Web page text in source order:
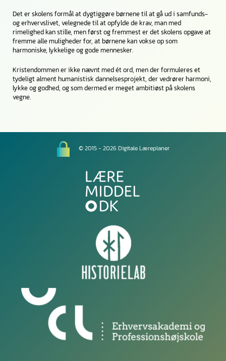
Det er skolens formål at dygtiggøre børnene til at gå ud i samfunds-
og erhvervslivet, velegnede til at opfylde de krav, man med
rimelighed kan stille, men først og fremmest er det skolens opgave at
fremme alle muligheder for, at børnene kan vokse op som
harmoniske, lykkelige og gode mennesker.
Kristendommen er ikke nævnt med ét ord, men der formuleres et
tydeligt alment humanistisk dannelsesprojekt, der vedrører harmoni,
lykke og godhed, og som dermed er meget ambitiøst på skolens
vegne.
© 2015 - 2026 Digitale Læreplaner